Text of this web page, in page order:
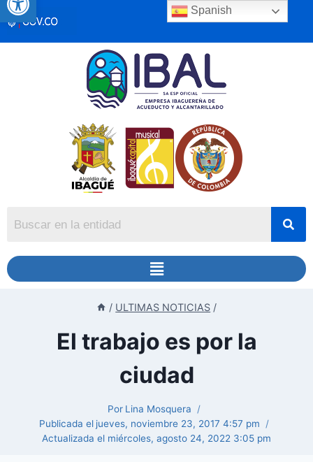
/ ULTIMAS NOTICIAS /
El trabajo es por la
ciudad
Por Lina Mosquera
Publicada el jueves, noviembre 23, 2017 4:57 pm
Actualizada el miércoles, agosto 24, 2022 3:05 pm
Spanish